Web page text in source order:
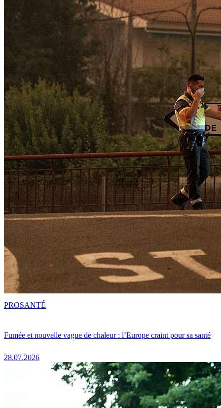
Fumée et nouvelle vague de chaleur : l’Europe craint pour sa santé
28.07.2026
PROSANTÉ